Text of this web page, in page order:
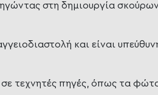
στη δημιουργία
και είναι
τεχνητές πηγές, όπως τα